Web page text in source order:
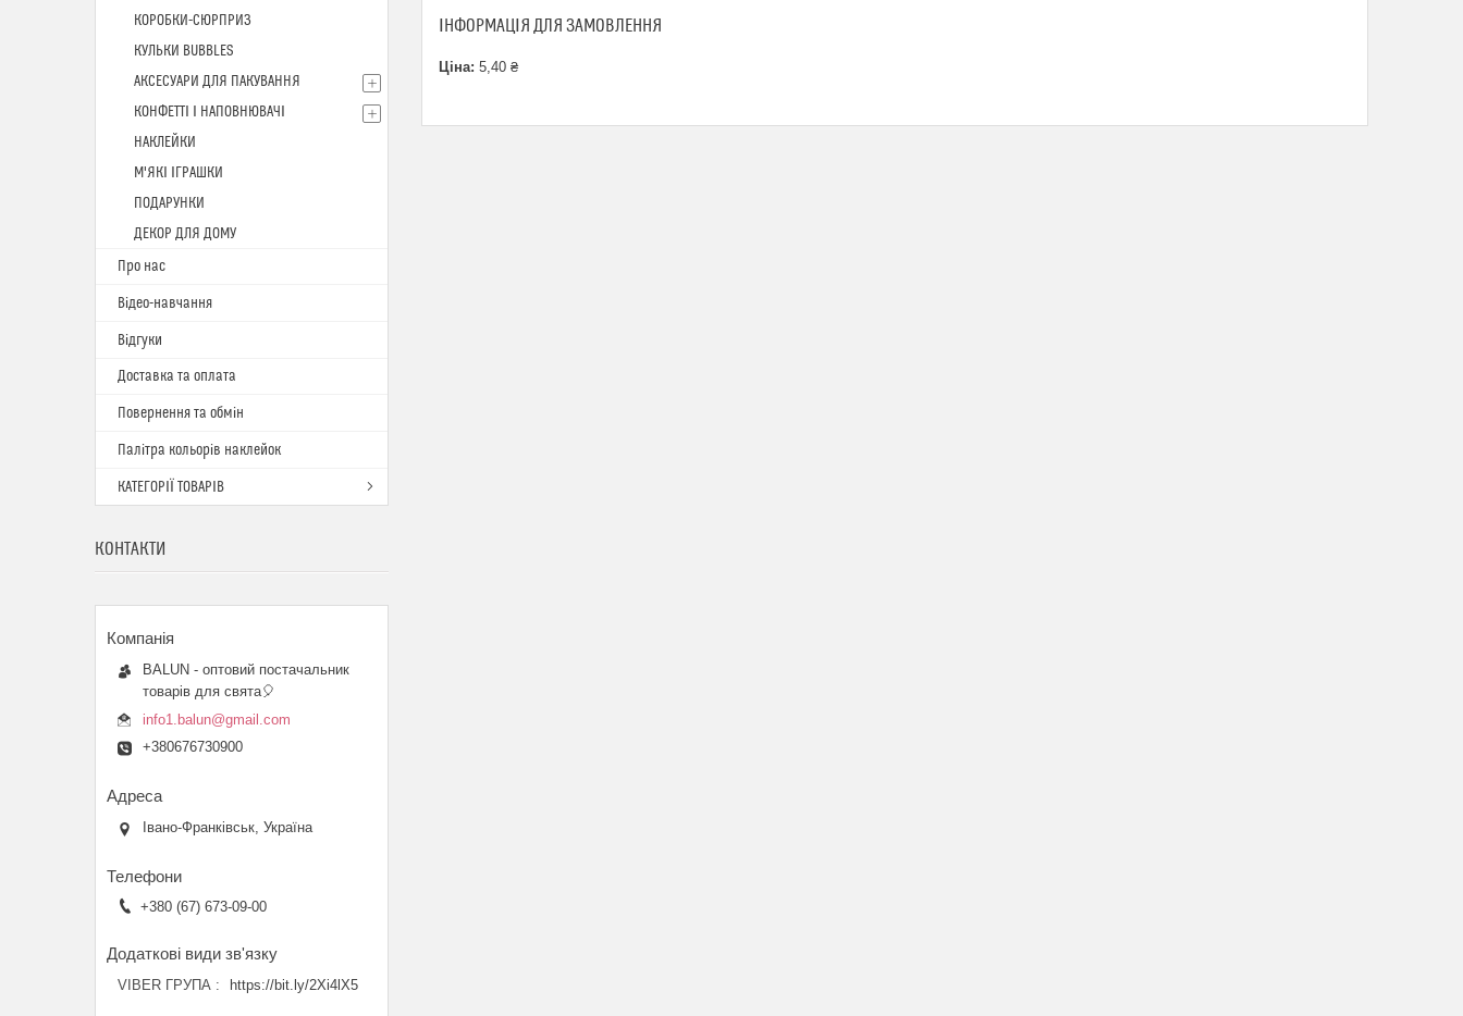
ІНФОРМАЦІЯ ДЛЯ ЗАМОВЛЕННЯ
Ціна: 5,40 ₴
КОРОБКИ-СЮРПРИЗ
КУЛЬКИ BUBBLES
АКСЕСУАРИ ДЛЯ ПАКУВАННЯ
КОНФЕТТІ І НАПОВНЮВАЧІ
НАКЛЕЙКИ
М'ЯКІ ІГРАШКИ
ПОДАРУНКИ
ДЕКОР ДЛЯ ДОМУ
Про нас
Відео-навчання
Відгуки
Доставка та оплата
Повернення та обмін
Палітра кольорів наклейок
КАТЕГОРІЇ ТОВАРІВ
КОНТАКТИ
BALUN - оптовий постачальник
товарів для свята🎈
info1.balun@gmail.com
+380676730900
Івано-Франківськ, Україна
+380 (67) 673-09-00
VIBER ГРУПА https://bit.ly/2Xi4lX5